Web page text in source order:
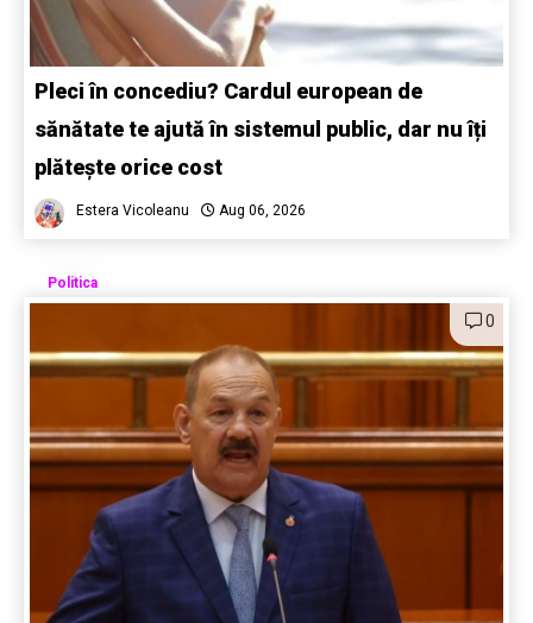
Pleci în concediu? Cardul european de
sănătate te ajută în sistemul public, dar nu îți
plătește orice cost
Estera Vicoleanu Aug 06, 2026
Politica
0